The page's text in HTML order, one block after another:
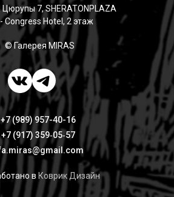
Цюрупы 7, SHERATONPLAZA
Congress Hotel, 2 этаж
© Галерея MIRAS
в Коврик Дизайн
+7 (989) 957-40-16
+7 (917) 359‑05‑57